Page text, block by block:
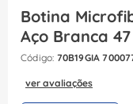
Botina
Aço Branca
: 70B19GIA
ver avaliações